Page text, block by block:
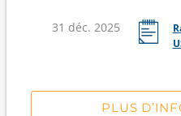
31 déc. 2025
PLUS